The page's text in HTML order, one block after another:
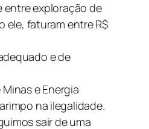
entre exploração de
ele, faturam entre R$
e de
e Energia
na ilegalidade.
sair de uma